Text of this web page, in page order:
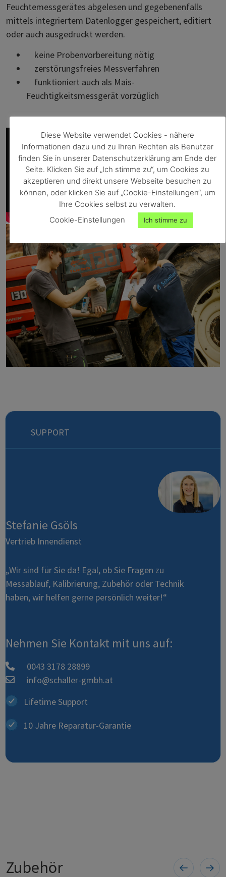
Feuchtemessgerätes abgelesen und gegebenenfalls
mittels integriertem Datenlogger gespeichert, editiert
oder auch ausgedruckt werden.
keine Probenvorbereitung nötig
zerstörungsfreies Messverfahren
funktioniert auch als Mais-
Feuchtigkeitsmessgerät vorzüglich
SUPPORT
Stefanie Gsöls
Vertrieb Innendienst
„Wir sind für Sie da! Egal, ob Sie Fragen zu
Messablauf, Kalibrierung, Zubehör oder Technik
haben, wir helfen gerne persönlich weiter!“
Nehmen Sie Kontakt mit uns auf:
0043 3178 28899
info@schaller-gmbh.at
Lifetime Support
10 Jahre Reparatur-Garantie
Zubehör
Diese Website verwendet Cookies - nähere
Informationen dazu und zu Ihren Rechten als Benutzer
finden Sie in unserer Datenschutzerklärung am Ende der
Seite. Klicken Sie auf „Ich stimme zu“, um Cookies zu
akzeptieren und direkt unsere Webseite besuchen zu
können, oder klicken Sie auf „Cookie-Einstellungen“, um
Ihre Cookies selbst zu verwalten.
Cookie-Einstellungen
Ich stimme zu